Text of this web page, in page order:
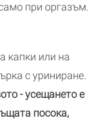
при оргазъм.
капки или на
с уриниране.
- усещането е
посока,